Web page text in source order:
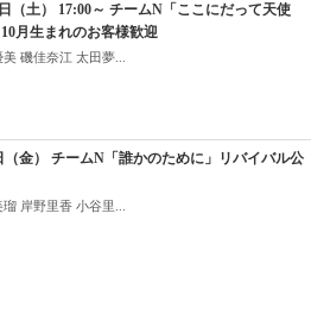
（土） 17:00～ チームN「ここにだって天使
月生まれのお客様歓迎
磯佳奈江 太田夢...
（金） チームN「誰かのために」リバイバル公
岸野里香 小谷里...